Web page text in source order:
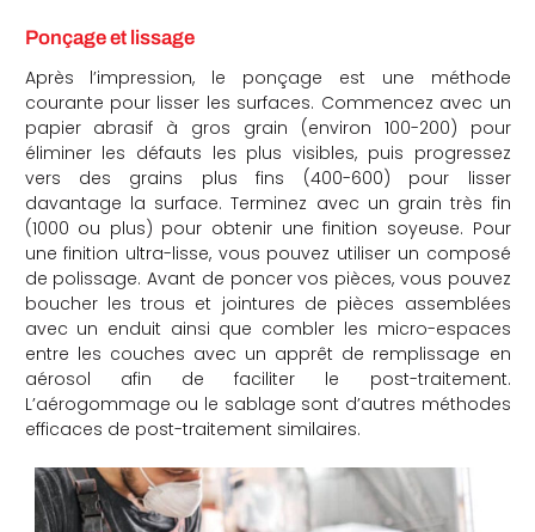
Ponçage et lissage
Après l’impression, le ponçage est une méthode
courante pour lisser les surfaces. Commencez avec un
papier abrasif à gros grain (environ 100-200) pour
éliminer les défauts les plus visibles, puis progressez
vers des grains plus fins (400-600) pour lisser
davantage la surface. Terminez avec un grain très fin
(1000 ou plus) pour obtenir une finition soyeuse. Pour
une finition ultra-lisse, vous pouvez utiliser un composé
de polissage. Avant de poncer vos pièces, vous pouvez
boucher les trous et jointures de pièces assemblées
avec un enduit ainsi que combler les micro-espaces
entre les couches avec un apprêt de remplissage en
aérosol afin de faciliter le post-traitement.
L’aérogommage ou le sablage sont d’autres méthodes
efficaces de post-traitement similaires.